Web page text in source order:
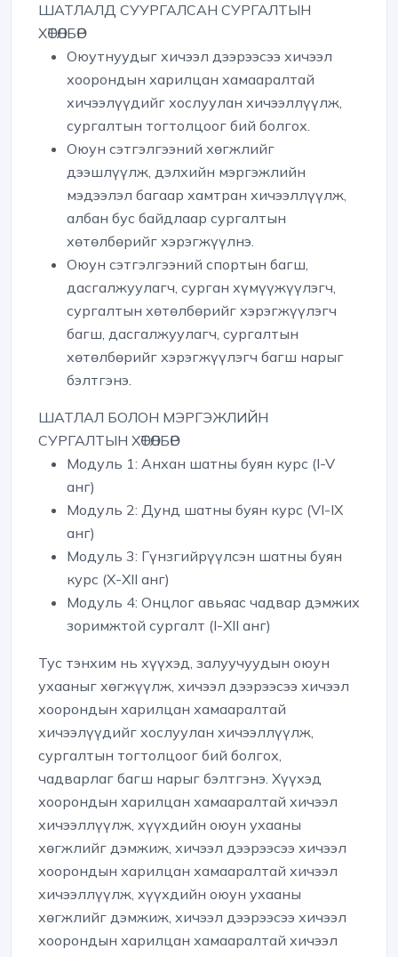
ШАТЛАЛД СУУРГАЛСАН СУРГАЛТЫН
ХӨТӨЛБӨР
Оюутнуудыг хичээл дээрээсээ хичээл
хоорондын харилцан хамааралтай
хичээлүүдийг хослуулан хичээллүүлж,
сургалтын тогтолцоог бий болгох.
Оюун сэтгэлгээний хөгжлийг
дээшлүүлж, дэлхийн мэргэжлийн
мэдээлэл багаар хамтран хичээллүүлж,
албан бус байдлаар сургалтын
хөтөлбөрийг хэрэгжүүлнэ.
Оюун сэтгэлгээний спортын багш,
дасгалжуулагч, сурган хүмүүжүүлэгч,
сургалтын хөтөлбөрийг хэрэгжүүлэгч
багш, дасгалжуулагч, сургалтын
хөтөлбөрийг хэрэгжүүлэгч багш нарыг
бэлтгэнэ.
ШАТЛАЛ БОЛОН МЭРГЭЖЛИЙН
СУРГАЛТЫН ХӨТӨЛБӨР
Модуль 1: Анхан шатны буян курс (I-V
анг)
Модуль 2: Дунд шатны буян курс (VI-IX
анг)
Модуль 3: Гүнзгийрүүлсэн шатны буян
курс (X-XII анг)
Модуль 4: Онцлог авьяас чадвар дэмжих
зоримжтой сургалт (I-XII анг)
Тус тэнхим нь хүүхэд, залуучуудын оюун
ухааныг хөгжүүлж, хичээл дээрээсээ хичээл
хоорондын харилцан хамааралтай
хичээлүүдийг хослуулан хичээллүүлж,
сургалтын тогтолцоог бий болгох,
чадварлаг багш нарыг бэлтгэнэ. Хүүхэд
хоорондын харилцан хамааралтай хичээл
хичээллүүлж, хүүхдийн оюун ухааны
хөгжлийг дэмжиж, хичээл дээрээсээ хичээл
хоорондын харилцан хамааралтай хичээл
хичээллүүлж, хүүхдийн оюун ухааны
хөгжлийг дэмжиж, хичээл дээрээсээ хичээл
хоорондын харилцан хамааралтай хичээл